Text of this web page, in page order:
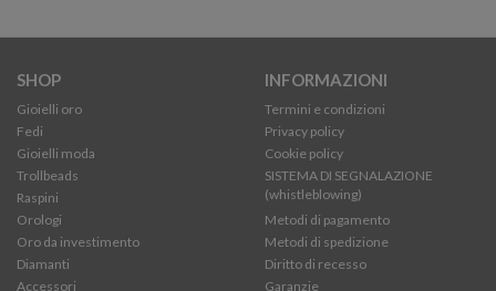
SHOP
Gioielli oro
Fedi
Gioielli moda
Trollbeads
Raspini
Orologi
Oro da investimento
Diamanti
Accessori
INFORMAZIONI
Termini e condizioni
Privacy policy
Cookie policy
SISTEMA DI SEGNALAZIONE
(whistleblowing)
Metodi di pagamento
Metodi di spedizione
Diritto di recesso
Garanzie